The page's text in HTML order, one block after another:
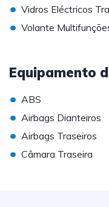
• Vidros Eléctricos
• Volante
Equipamento
• ABS
• Airbags Dianteiros
• Airbags Traseiros
• Câmara Traseira